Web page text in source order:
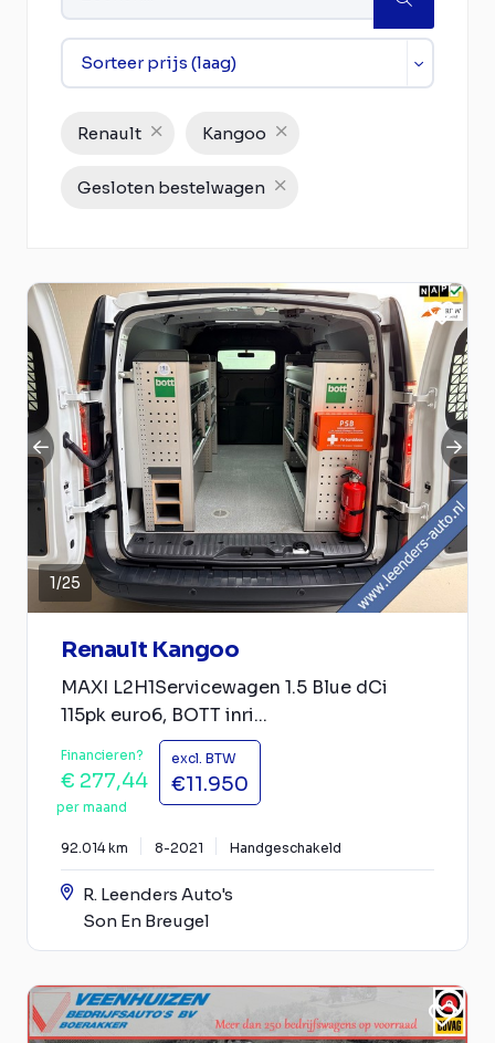
Renault Kangoo
Gesloten bestelwagen
1/25
Renault Kangoo
MAXI L2H1Servicewagen 1.5 Blue dCi
115pk euro6, BOTT inri...
Financieren?
€ 277,44
per maand
excl. BTW
€11.950
92.014 km 8-2021 Handgeschakeld
R. Leenders Auto's
Son En Breugel